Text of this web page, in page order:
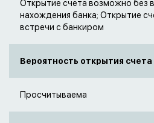
Открытие счета возможно без
нахождения банка; Открытие
встречи с банкиром
Вероятность открытия счета
Просчитываема